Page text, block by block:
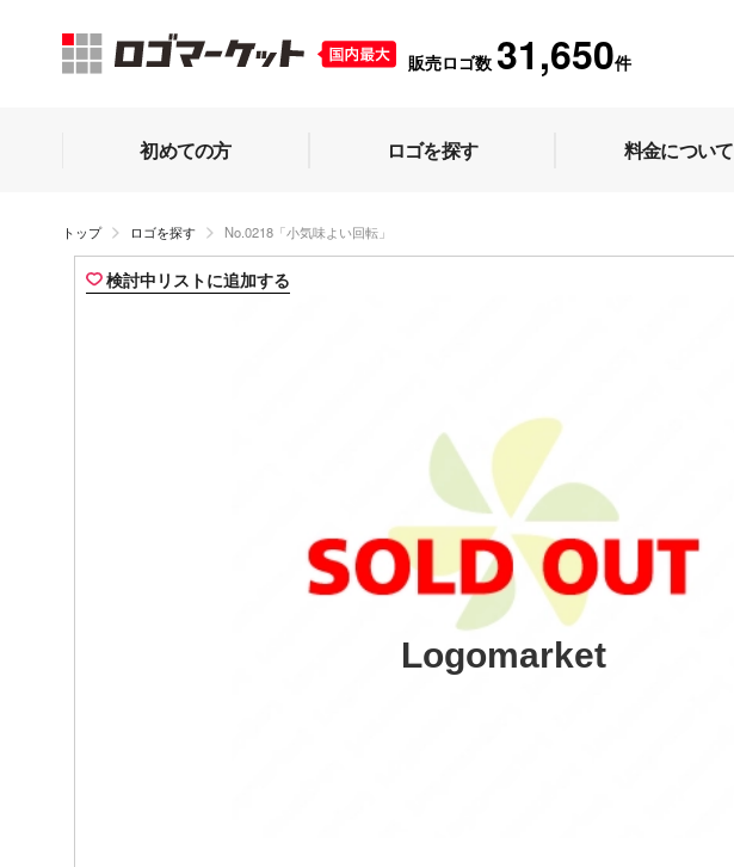
販売ロゴ数 31,650件
初めての方 ロゴを探す 料金について
トップ ロゴを探す No.0218「小気味よい回転」
検討中リストに追加する
Logomarket